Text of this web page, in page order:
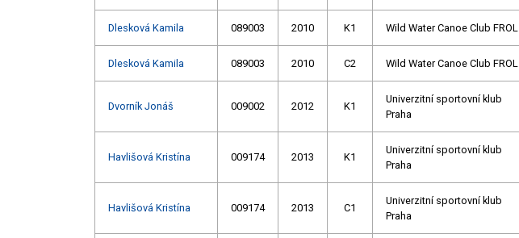
Dlesková Kamila 089003 2010 K1 Wild Water Canoe Club FROL
Dlesková Kamila 089003 2010 C2 Wild Water Canoe Club FROL
Dvorník Jonáš 009002 2012 K1
Univerzitní sportovní klub
Praha
Havlišová Kristína 009174 2013 K1
Univerzitní sportovní klub
Praha
Havlišová Kristína 009174 2013 C1
Univerzitní sportovní klub
Praha